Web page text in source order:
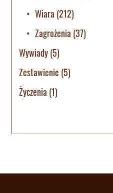
Wiara (212)
Zagrożenia (37)
Wywiady(5)
Zestawienie (5)
Życzenia (1)